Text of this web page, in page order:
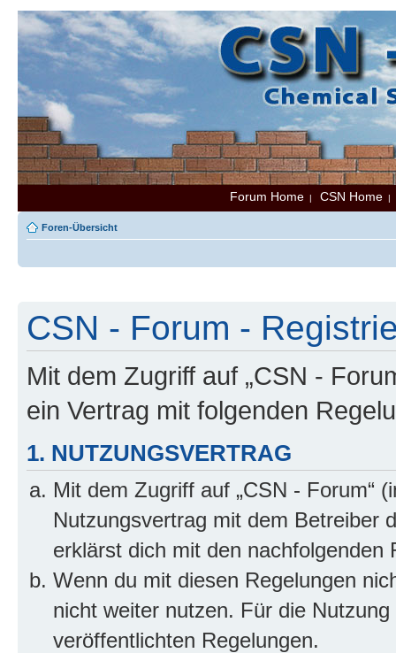
Forum Home | CSN Home
Foren-Übersicht
CSN - Forum -
Mit dem Zugriff auf „CSN -
ein Vertrag mit folgenden
1. NUTZUNGSVERTRAG
Mit dem Zugriff auf „CSN - Forum“
Nutzungsvertrag mit dem Betreiber
erklärst dich mit den nachfolgenden
Wenn du mit diesen Regelungen
nicht weiter nutzen. Für die
veröffentlichten Regelungen.